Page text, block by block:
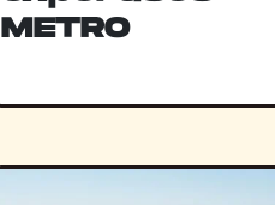
METRO